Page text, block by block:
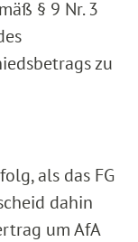
§ 9 Nr. 3
zu
als das FG
dahin
um AfA